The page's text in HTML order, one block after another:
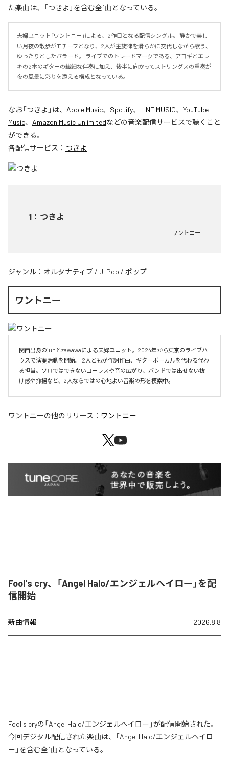
た楽曲は、「つきよ」を含む全1曲となっている。
夫婦ユニット「ワントニー」による、2作目となる配信シングル。 静かで美し
い月夜の散歩がモチーフとなり、2人が主旋律を滑らかに交代しながら歌う、
ゆったりとしたバラード。 ライブでのトレードマークである、アコギとエレ
キの2本のギターの繊細な伴奏に加え、後半に向かってストリングスの重奏が
夜の風景に彩りを添える構成となっている。
なお「つきよ 」は、 Apple Music、 Spotify、 LINE MUSIC、 YouTube
Music、 Amazon Music Unlimitedなどの音楽配信サービスで聴くこと
ができる。
各配信サービス： つきよ
1 ： つきよ
ワントニー
ジャンル： オルタナティブ / J-Pop / ポップ
ワントニー
関西出身のjunとzawawaによる夫婦ユニット。2024年から東京のライブハ
ウスで演奏活動を開始。 2人ともが作詞作曲、ギターボーカルを代わる代わ
る担当。ソロではできないコーラスや音の広がり、バンドでは出せない抜
け感や抑揚など、2人ならではの心地よい音楽の形を模索中。
ワントニーの他のリリース： ワントニー
Fool's cry、「Angel Halo/エンジェルヘイロー」を配
信開始
新曲情報 2026.8.8
Fool's cryの「Angel Halo/エンジェルヘイロー」が配信開始された。
今回デジタル配信された楽曲は、「Angel Halo/エンジェルヘイロ
ー」を含む全1曲となっている。